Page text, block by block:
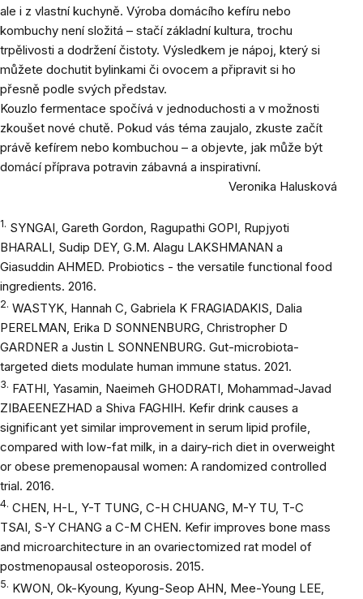
ale i z vlastní kuchyně. Výroba domácího kefíru nebo
kombuchy není složitá – stačí základní kultura, trochu
trpělivosti a dodržení čistoty. Výsledkem je nápoj, který si
můžete dochutit bylinkami či ovocem a připravit si ho
přesně podle svých představ.
Kouzlo fermentace spočívá v jednoduchosti a v možnosti
zkoušet nové chutě. Pokud vás téma zaujalo, zkuste začít
právě kefírem nebo kombuchou – a objevte, jak může být
domácí příprava potravin zábavná a inspirativní.
Veronika Halusková
1. SYNGAI, Gareth Gordon, Ragupathi GOPI, Rupjyoti
BHARALI, Sudip DEY, G.M. Alagu LAKSHMANAN a
Giasuddin AHMED. Probiotics - the versatile functional food
ingredients. 2016.
2. WASTYK, Hannah C, Gabriela K FRAGIADAKIS, Dalia
PERELMAN, Erika D SONNENBURG, Christropher D
GARDNER a Justin L SONNENBURG. Gut-microbiota-
targeted diets modulate human immune status. 2021.
3. FATHI, Yasamin, Naeimeh GHODRATI, Mohammad-Javad
ZIBAEENEZHAD a Shiva FAGHIH. Kefir drink causes a
significant yet similar improvement in serum lipid profile,
compared with low-fat milk, in a dairy-rich diet in overweight
or obese premenopausal women: A randomized controlled
trial. 2016.
4. CHEN, H-L, Y-T TUNG, C-H CHUANG, M-Y TU, T-C
TSAI, S-Y CHANG a C-M CHEN. Kefir improves bone mass
and microarchitecture in an ovariectomized rat model of
postmenopausal osteoporosis. 2015.
5. KWON, Ok-Kyoung, Kyung-Seop AHN, Mee-Young LEE,